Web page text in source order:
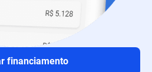
financiamento